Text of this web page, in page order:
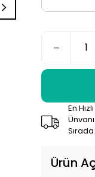
En
Sırada
Ürün